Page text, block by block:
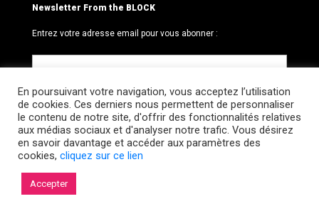
Newsletter From the BLOCK
Entrez votre adresse email pour vous abonner :
© 2026 Le BLOCK · CCNR. Tous droits réservés.
En poursuivant votre navigation, vous acceptez l’utilisation
de cookies. Ces derniers nous permettent de personnaliser
le contenu de notre site, d'offrir des fonctionnalités relatives
aux médias sociaux et d'analyser notre trafic. Vous désirez
en savoir davantage et accéder aux paramètres des
cookies, cliquez sur ce lien
Accepter